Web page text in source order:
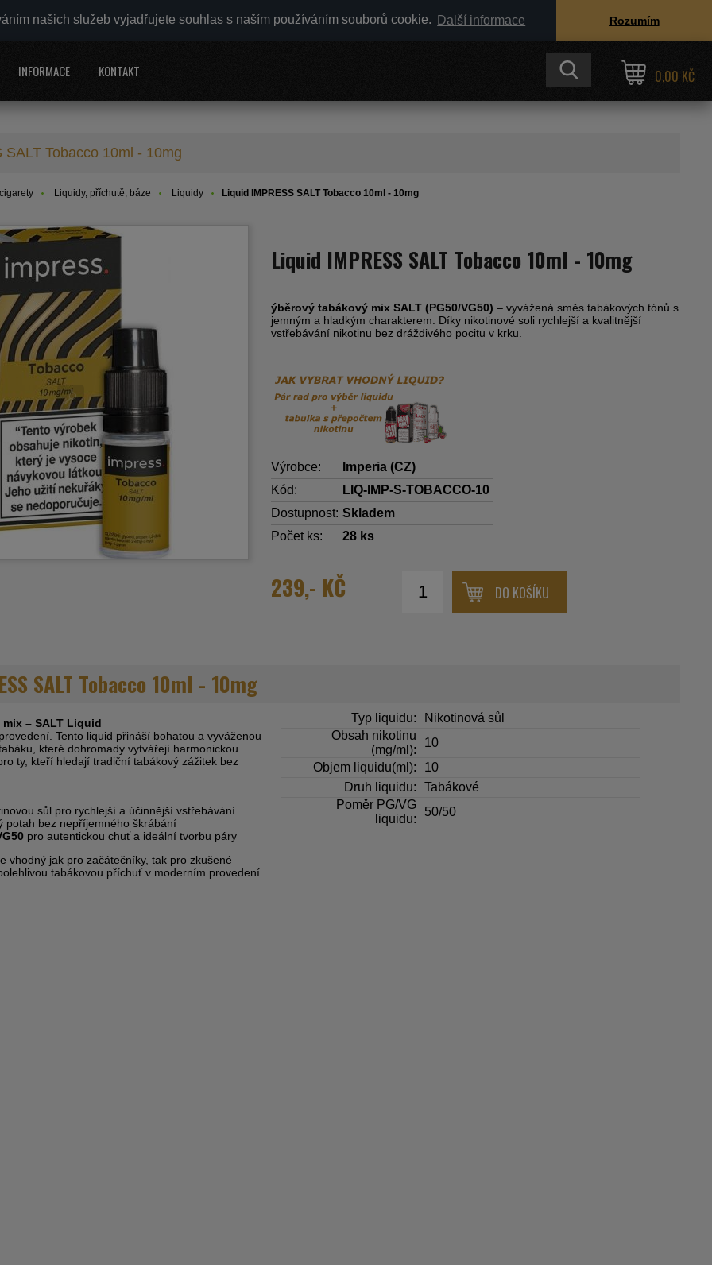
našich služeb vyjadřujete souhlas s naším používáním souborů cookie. Další informace Rozumím
INFORMACE KONTAKT 0,00 KČ
SALT Tobacco 10ml - 10mg
Liquidy, příchutě, báze Liquidy Liquid IMPRESS SALT Tobacco 10ml - 10mg
Liquid IMPRESS SALT Tobacco 10ml - 10mg
ýběrový tabákový mix SALT (PG50/VG50) – vyvážená směs tabákových tónů s
jemným a hladkým charakterem. Díky nikotinové soli rychlejší a kvalitnější
vstřebávání nikotinu bez dráždivého pocitu v krku.
Výrobce:
Imperia (CZ)
Kód:
LIQ-IMP-S-TOBACCO-10
Dostupnost: Skladem
Počet ks:
28 ks
239,- KČ DO KOŠÍKU
SALT Tobacco 10ml - 10mg
– SALT Liquid
Tento liquid přináší bohatou a vyváženou
které dohromady vytvářejí harmonickou
ty, kteří hledají tradiční tabákový zážitek bez
sůl pro rychlejší a účinnější vstřebávání
potah bez nepříjemného škrábání
pro autentickou chuť a ideální tvorbu páry
vhodný jak pro začátečníky, tak pro zkušené
tabákovou příchuť v moderním provedení.
Typ liquidu:
Nikotinová sůl
Obsah nikotinu
(mg/ml):
10
Objem liquidu(ml):
10
Druh liquidu:
Tabákové
Poměr PG/VG
liquidu:
50/50